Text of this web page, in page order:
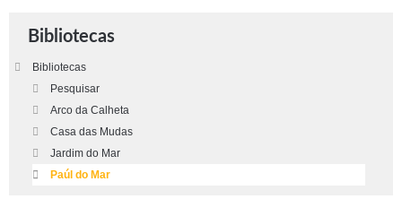
Bibliotecas
Bibliotecas
Pesquisar
Arco da Calheta
Casa das Mudas
Jardim do Mar
Paúl do Mar